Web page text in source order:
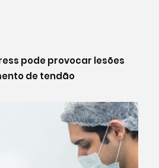
pode provocar lesões
de tendão